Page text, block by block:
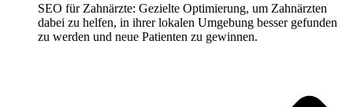
SEO für Zahnärzte: Gezielte Optimierung, um Zahnärzten
dabei zu helfen, in ihrer lokalen Umgebung besser gefunden
zu werden und neue Patienten zu gewinnen.